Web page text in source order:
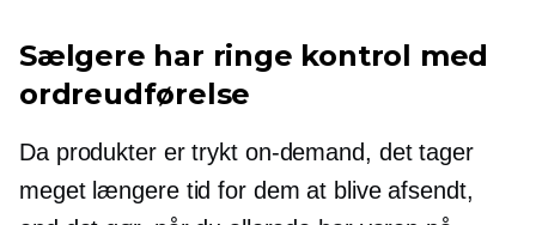
Sælgere har ringe kontrol med
ordreudførelse
Da produkter er trykt on-demand, det tager
meget længere tid for dem at blive afsendt,